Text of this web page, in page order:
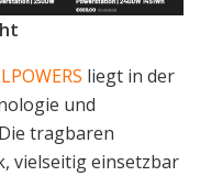
liegt in der
und
tragbaren
vielseitig einsetzbar